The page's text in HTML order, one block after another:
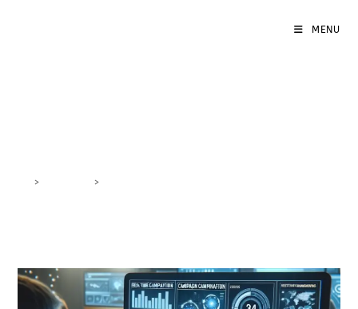
MENU
> >